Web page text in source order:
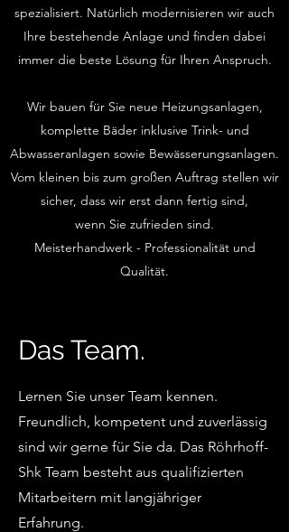
spezialisiert. Natürlich modernisieren wir auch
Ihre bestehende Anlage und finden dabei
immer die beste Lösung für Ihren Anspruch.
Wir bauen für Sie neue Heizungsanlagen,
komplette Bäder inklusive Trink- und
Abwasseranlagen sowie Bewässerungsanlagen.
Vom kleinen bis zum großen Auftrag stellen wir
sicher, dass wir erst dann fertig sind,
wenn Sie zufrieden sind.
Meisterhandwerk - Professionalität und
Qualität.
Das Team.
Lernen Sie unser Team kennen.
Freundlich, kompetent und zuverlässig
sind wir gerne für Sie da. Das Röhrhoff-
Shk Team besteht aus qualifizierten
Mitarbeitern mit langjähriger
Erfahrung.